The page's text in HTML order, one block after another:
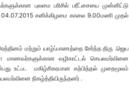
புலமை பரிசில் பரீட்சையை முன்னிட்டு
சனிக்கிழமை காலை 9.00மணி முதல்
மற்றும் யாழ்ப்பாணத்தை சேர்ந்த திரு .ஜெய
வழிகாட்டல் செயலமர்வினை
உட்பட மகிழ்சிகரமான கற்பித்தல் முறைமூலம்
நிகழ்த்தியிருந்தனர் .